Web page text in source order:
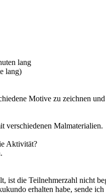
lang
lang)
Motive zu zeichnen
verschiedenen Malmaterialien.
Aktivität?
ist die Teilnehmerzahl nicht
erhalten habe, sende